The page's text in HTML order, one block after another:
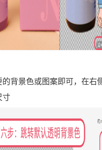
的背景色或图案即可，在右
寸